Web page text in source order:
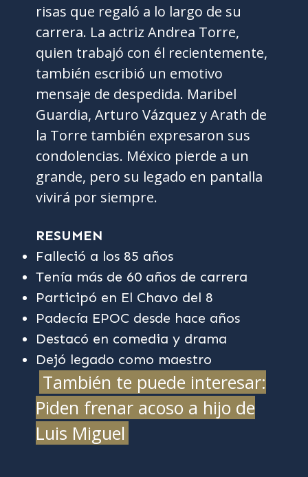
risas que regaló a lo largo de su
carrera. La actriz Andrea Torre,
quien trabajó con él recientemente,
también escribió un emotivo
mensaje de despedida. Maribel
Guardia, Arturo Vázquez y Arath de
la Torre también expresaron sus
condolencias. México pierde a un
grande, pero su legado en pantalla
vivirá por siempre.
RESUMEN
Falleció a los 85 años
Tenía más de 60 años de carrera
Participó en El Chavo del 8
Padecía EPOC desde hace años
Destacó en comedia y drama
Dejó legado como maestro
También te puede interesar:
Piden frenar acoso a hijo de
Luis Miguel